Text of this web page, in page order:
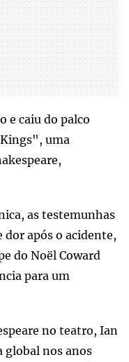
e caiu do palco
uma
as testemunhas
após o acidente,
do Noël Coward
para um
no teatro, Ian
global nos anos